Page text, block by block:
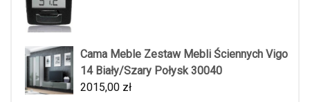
Cama Meble Zestaw Mebli Ściennych Vigo
14 Biały/Szary Połysk 30040
2015,00 zł